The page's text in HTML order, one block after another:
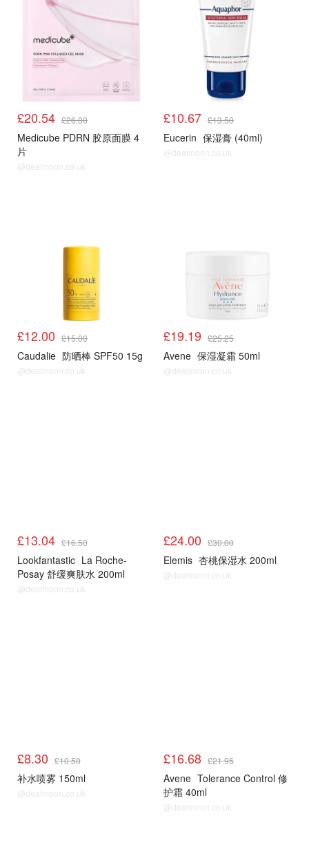
£20.54 £26.00
Medicube PDRN 胶原面膜 4
片
@dealmoon.co.uk
£10.67 £13.50
Eucerin 保湿膏 (40ml)
@dealmoon.co.uk
£12.00 £15.00
Caudalie 防晒棒 SPF50 15g
@dealmoon.co.uk
£19.19 £25.25
Avene 保湿凝霜 50ml
@dealmoon.co.uk
£13.04 £16.50
Lookfantastic La Roche-
Posay 舒缓爽肤水 200ml
@dealmoon.co.uk
£24.00 £30.00
Elemis 杏桃保湿水 200ml
@dealmoon.co.uk
£8.30 £10.50
补水喷雾 150ml
@dealmoon.co.uk
£16.68 £21.95
Avene Tolerance Control 修
护霜 40ml
@dealmoon.co.uk